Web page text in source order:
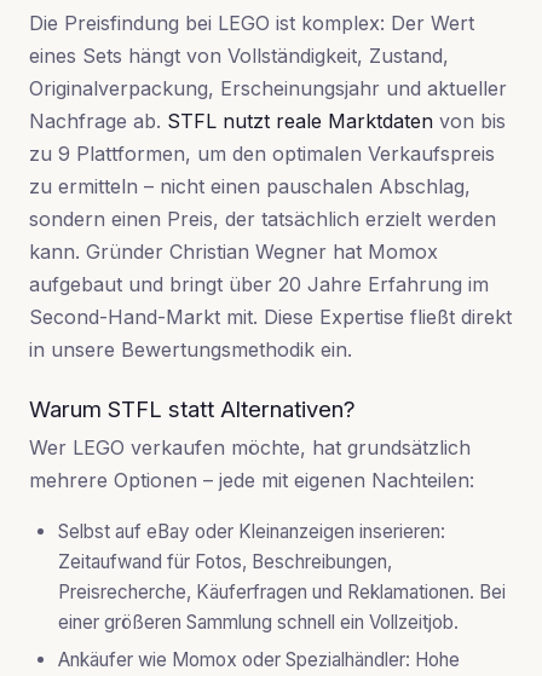
Die Preisfindung bei LEGO ist komplex: Der Wert
eines Sets hängt von Vollständigkeit, Zustand,
Originalverpackung, Erscheinungsjahr und aktueller
Nachfrage ab. STFL nutzt reale Marktdaten von bis
zu 9 Plattformen, um den optimalen Verkaufspreis
zu ermitteln – nicht einen pauschalen Abschlag,
sondern einen Preis, der tatsächlich erzielt werden
kann. Gründer Christian Wegner hat Momox
aufgebaut und bringt über 20 Jahre Erfahrung im
Second-Hand-Markt mit. Diese Expertise fließt direkt
in unsere Bewertungsmethodik ein.
Warum STFL statt Alternativen?
Wer LEGO verkaufen möchte, hat grundsätzlich
mehrere Optionen – jede mit eigenen Nachteilen:
Selbst auf eBay oder Kleinanzeigen inserieren:
Zeitaufwand für Fotos, Beschreibungen,
Preisrecherche, Käuferfragen und Reklamationen. Bei
einer größeren Sammlung schnell ein Vollzeitjob.
Ankäufer wie Momox oder Spezialhändler: Hohe